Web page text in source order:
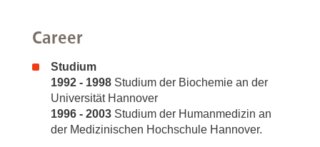
Career
Studium
1992 - 1998 Studium der Biochemie an der
Universität Hannover
1996 - 2003 Studium der Humanmedizin an
der Medizinischen Hochschule Hannover.